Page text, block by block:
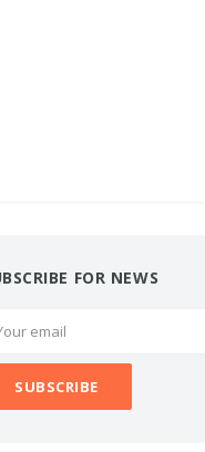
FOR NEWS